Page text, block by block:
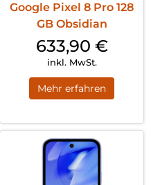
Google Pixel 8 Pro 128
GB Obsidian
633,90 €
inkl. MwSt.
Mehr erfahren